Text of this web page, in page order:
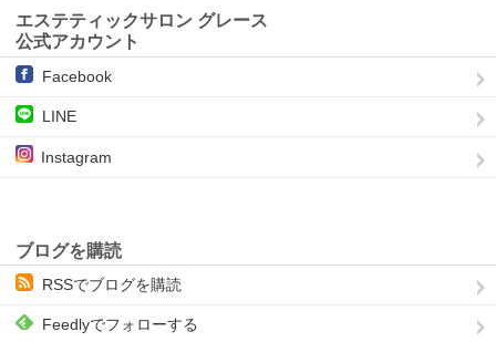
エステティックサロン グレース
公式アカウント
Facebook
LINE
Instagram
ブログを購読
RSSでブログを購読
Feedlyでフォローする